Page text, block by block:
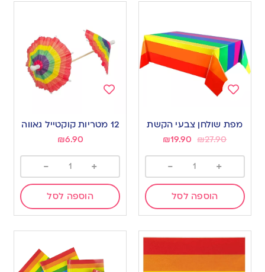
to
wishlist
מפת שולחן צבעי הקשת
₪27.90
₪19.90
+
-
הוספה לסל
to
wishlist
12 מטריות קוקטייל גאווה
₪6.90
+
-
הוספה לסל